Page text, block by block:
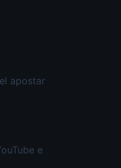
apostar
e